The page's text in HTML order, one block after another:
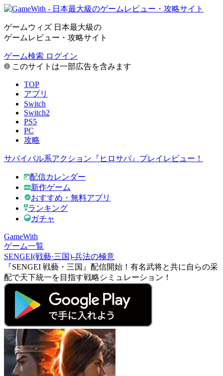
ゲームウィズ 日本最大級の
ゲームレビュー・攻略サイト
ゲーム検索 ログイン
このサイトは一部広告を含みます
TOP
アプリ
Switch
Switch2
PS5
PC
攻略
サバイバル系アクション『ヒロサバ』プレイレビュー！
配信カレンダー
新作ゲーム
おすすめ・無料アプリ
ランキング
ガチャ
GameWith
ゲーム一覧
SENGEI(戦藝·三国)‐兵法の極意
『SENGEI 戦藝・三国』配信開始！有名武将と共に自らの采
配で天下統一を目指す戦略シミュレーション！